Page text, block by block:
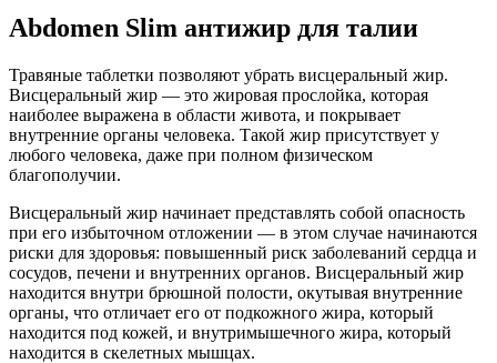
Abdomen Slim антижир для талии
Травяные таблетки позволяют убрать висцеральный жир.
Висцеральный жир — это жировая прослойка, которая
наиболее выражена в области живота, и покрывает
внутренние органы человека. Такой жир присутствует у
любого человека, даже при полном физическом
благополучии.
Висцеральный жир начинает представлять собой опасность
при его избыточном отложении — в этом случае начинаются
риски для здоровья: повышенный риск заболеваний сердца и
сосудов, печени и внутренних органов. Висцеральный жир
находится внутри брюшной полости, окутывая внутренние
органы, что отличает его от подкожного жира, который
находится под кожей, и внутримышечного жира, который
находится в скелетных мышцах.